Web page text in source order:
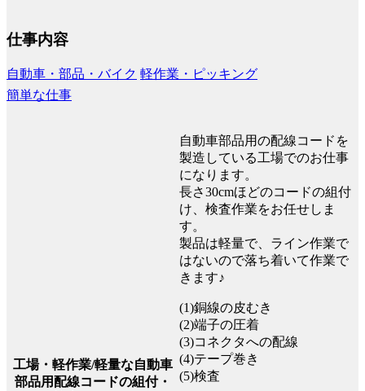
仕事内容
自動車・部品・バイク 軽作業・ピッキング
簡単な仕事
工場・軽作業/軽量な自動車
部品用配線コードの組付・
自動車部品用の配線コードを
製造している工場でのお仕事
になります。
長さ30cmほどのコードの組付
け、検査作業をお任せしま
す。
製品は軽量で、ライン作業で
はないので落ち着いて作業で
きます♪
(1)銅線の皮むき
(2)端子の圧着
(3)コネクタへの配線
(4)テープ巻き
(5)検査